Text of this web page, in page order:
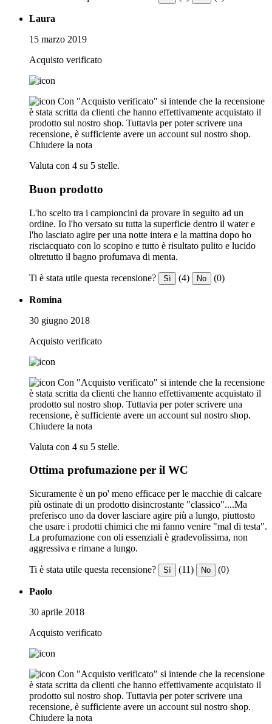
Laura
15 marzo 2019
Acquisto verificato
Con "Acquisto verificato" si intende che la recensione
è stata scritta da clienti che hanno effettivamente acquistato il
prodotto sul nostro shop. Tuttavia per poter scrivere una
recensione, è sufficiente avere un account sul nostro shop.
Chiudere la nota
Valuta con 4 su 5 stelle.
Buon prodotto
L'ho scelto tra i campioncini da provare in seguito ad un
ordine. Io l'ho versato su tutta la superficie dentro il water e
l'ho lasciato agire per una notte intera e la mattina dopo ho
risciacquato con lo scopino e tutto è risultato pulito e lucido
oltretutto il bagno profumava di menta.
Ti è stata utile questa recensione? Sì (4) No (0)
Romina
30 giugno 2018
Acquisto verificato
Con "Acquisto verificato" si intende che la recensione
è stata scritta da clienti che hanno effettivamente acquistato il
prodotto sul nostro shop. Tuttavia per poter scrivere una
recensione, è sufficiente avere un account sul nostro shop.
Chiudere la nota
Valuta con 4 su 5 stelle.
Ottima profumazione per il WC
Sicuramente è un po' meno efficace per le macchie di calcare
più ostinate di un prodotto disincrostante "classico"....Ma
preferisco uno da dover lasciare agire più a lungo, piuttosto
che usare i prodotti chimici che mi fanno venire "mal di testa".
La profumazione con oli essenziali è gradevolissima, non
aggressiva e rimane a lungo.
Ti è stata utile questa recensione? Sì (11) No (0)
Paolo
30 aprile 2018
Acquisto verificato
Con "Acquisto verificato" si intende che la recensione
è stata scritta da clienti che hanno effettivamente acquistato il
prodotto sul nostro shop. Tuttavia per poter scrivere una
recensione, è sufficiente avere un account sul nostro shop.
Chiudere la nota